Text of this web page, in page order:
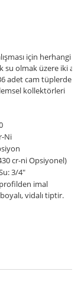
için herhangi
su olmak üzere iki
adet cam tüplerden
kollektörleri
Ni
cr-ni Opsiyonel)
3/4"
imal
vidalı tiptir.